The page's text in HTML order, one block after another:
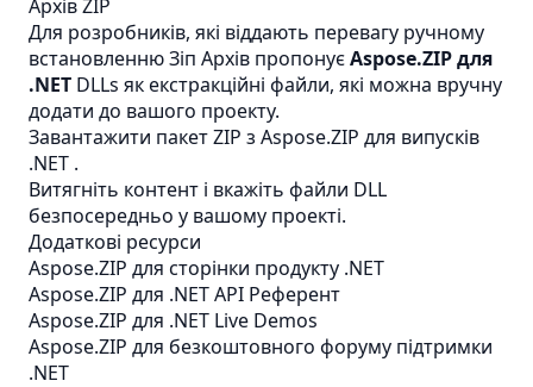
Архів ZIP
Для розробників, які віддають перевагу ручному
встановленнюЗіп Архів пропонуєAspose.ZIP для
.NET DLLs як екстракційні файли, які можна вручну
додати до вашого проекту.
Завантажити пакет ZIP з Aspose.ZIP для випусків
.NET .
Витягніть контент і вкажіть файли DLL
безпосередньо у вашому проекті.
Додаткові ресурси
Aspose.ZIP для сторінки продукту .NET
Aspose.ZIP для .NET API Референт
Aspose.ZIP для .NET Live Demos
Aspose.ZIP для безкоштовного форуму підтримки
.NET